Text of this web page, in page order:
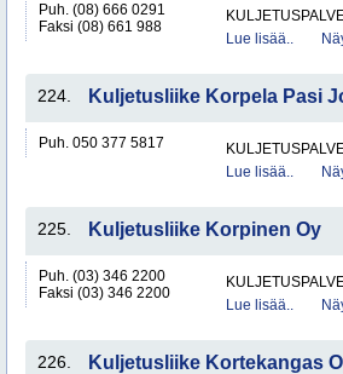
Puh. (08) 666 0291
Faksi (08) 661 988
Lue lisää..
224. Kuljetusliike Korpela Pasi
Puh. 050 377 5817
Lue lisää..
225. Kuljetusliike Korpinen Oy
Puh. (03) 346 2200
Faksi (03) 346 2200
Lue lisää..
226. Kuljetusliike Kortekangas